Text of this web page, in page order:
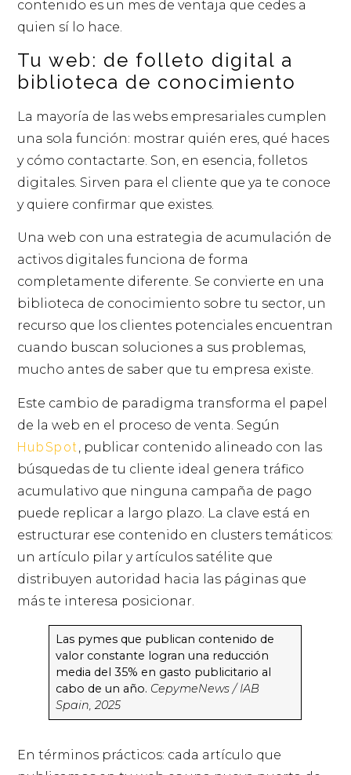
contenido es un mes de ventaja que cedes a
quien sí lo hace.
Tu web: de folleto digital a
biblioteca de conocimiento
La mayoría de las webs empresariales cumplen
una sola función: mostrar quién eres, qué haces
y cómo contactarte. Son, en esencia, folletos
digitales. Sirven para el cliente que ya te conoce
y quiere confirmar que existes.
Una web con una estrategia de acumulación de
activos digitales funciona de forma
completamente diferente. Se convierte en una
biblioteca de conocimiento sobre tu sector, un
recurso que los clientes potenciales encuentran
cuando buscan soluciones a sus problemas,
mucho antes de saber que tu empresa existe.
Este cambio de paradigma transforma el papel
de la web en el proceso de venta. Según
HubSpot
, publicar contenido alineado con las
búsquedas de tu cliente ideal genera tráfico
acumulativo que ninguna campaña de pago
puede replicar a largo plazo. La clave está en
estructurar ese contenido en clusters temáticos:
un artículo pilar y artículos satélite que
distribuyen autoridad hacia las páginas que
más te interesa posicionar.
Las pymes que publican contenido de
valor constante logran una reducción
media del 35% en gasto publicitario al
cabo de un año. CepymeNews / IAB
Spain, 2025
En términos prácticos: cada artículo que